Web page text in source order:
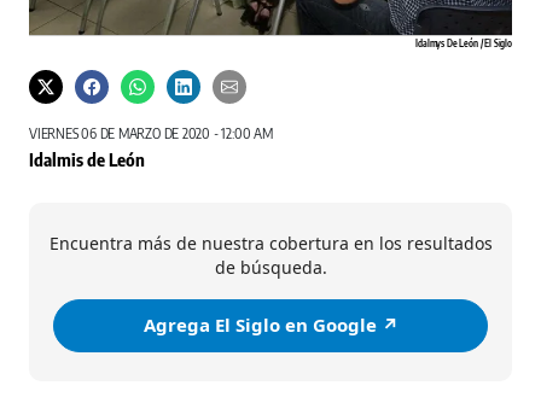
Idalmys De León / El Siglo
VIERNES 06 DE MARZO DE 2020 - 12:00 AM
Idalmis de León
Encuentra más de nuestra cobertura en los resultados
de búsqueda.
Agrega El Siglo en Google ↗️